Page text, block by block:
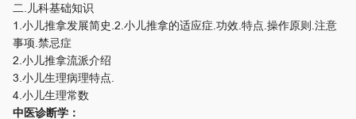
二.儿科基础知识
1.小儿推拿发展简史.2.小儿推拿的适应症.功效.特点.操作原则.注意
事项.禁忌症
2.小儿推拿流派介绍
3.小儿生理病理特点.
4.小儿生理常数
中医诊断学：